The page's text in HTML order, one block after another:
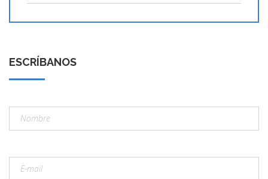
ESCRÍBANOS